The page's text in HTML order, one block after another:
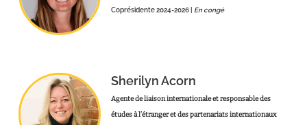
Coprésidente 2024-2026 | En congé
Sherilyn Acorn
Agente de liaison internationale et responsable des
études à l’étranger et des partenariats internationaux